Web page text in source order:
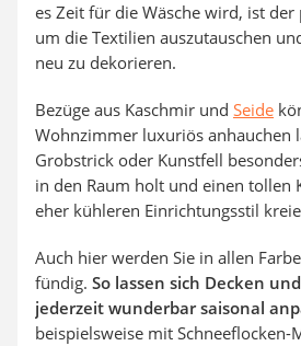
es Zeit für die Wäsche wird, ist
um die Textilien auszutauschen
neu zu dekorieren.
Bezüge aus Kaschmir und Seide
Wohnzimmer luxuriös anhauchen
Grobstrick oder Kunstfell
in den Raum holt und einen tollen
eher kühleren Einrichtungsstil
Auch hier werden Sie in allen
fündig. So lassen sich Decken
jederzeit wunderbar saisonal
beispielsweise mit Schneeflocken-